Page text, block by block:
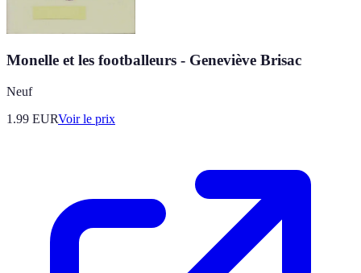
Monelle et les footballeurs - Geneviève Brisac
Neuf
1.99 EURVoir le prix